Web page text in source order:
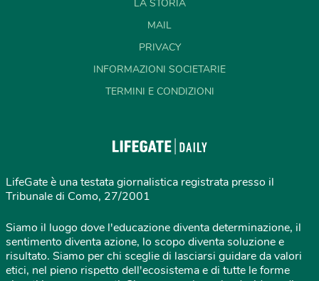
LA STORIA
MAIL
PRIVACY
INFORMAZIONI SOCIETARIE
TERMINI E CONDIZIONI
LifeGate è una testata giornalistica registrata presso il
Tribunale di Como, 27/2001
Siamo il luogo dove l'educazione diventa determinazione, il
sentimento diventa azione, lo scopo diventa soluzione e
risultato. Siamo per chi sceglie di lasciarsi guidare da valori
etici, nel pieno rispetto dell'ecosistema e di tutte le forme